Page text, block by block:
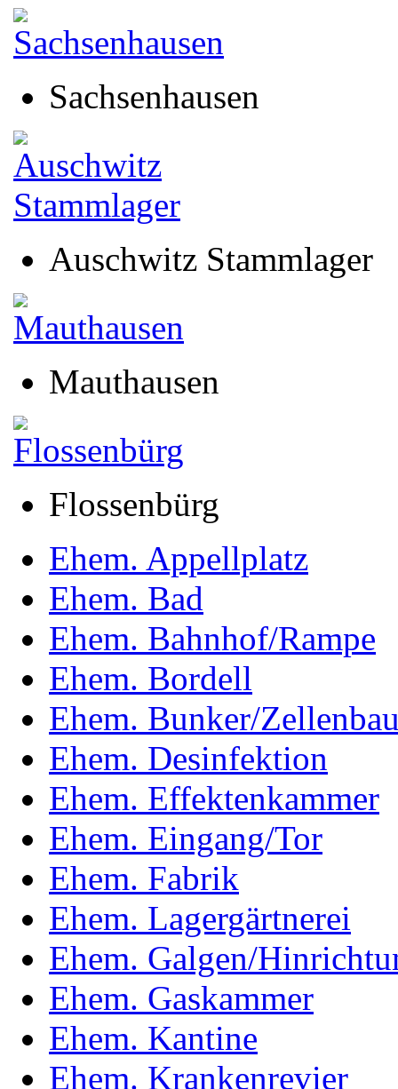
Sachsenhausen
Auschwitz Stammlager
Mauthausen
Flossenbürg
Ehem. Appellplatz
Ehem. Bad
Ehem. Bahnhof/Rampe
Ehem. Bordell
Ehem. Bunker/
Ehem. Desinfektion
Ehem. Effektenkammer
Ehem. Eingang/Tor
Ehem. Fabrik
Ehem. Lagergärtnerei
Ehem. Galgen/
Ehem. Gaskammer
Ehem. Kantine
Ehem. Krankenrevier